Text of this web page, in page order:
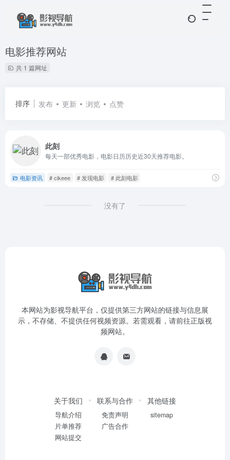
电影推荐网站
共 1 篇网址
排序 发布 更新 浏览 点赞
此刻
每天一部优秀电影，电影日历历史近30天推荐电影。
电影资讯 # cikeee # 发现电影 # 此刻电影
没有了
本网站为影视导航平台，仅提供第三方网站的链接与信息展
示，不存储、不提供任何视频资源。若需观看，请前往正版视
频网站。
关于我们
导航介绍
片单推荐
网站提交
联系与合作
免责声明
广告合作
其他链接
sitemap